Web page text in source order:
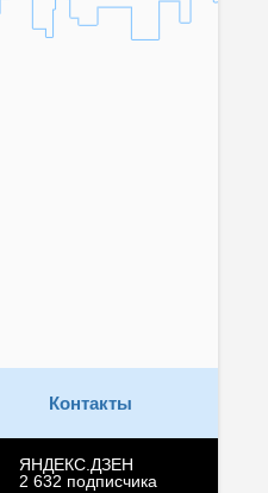
Контакты
ЯНДЕКС.ДЗЕН
2 632 подписчика